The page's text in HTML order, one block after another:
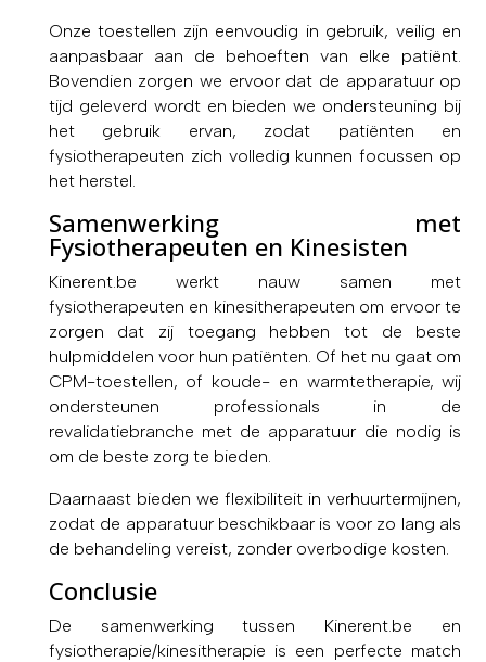
Onze toestellen zijn eenvoudig in gebruik, veilig en
aanpasbaar aan de behoeften van elke patiënt.
Bovendien zorgen we ervoor dat de apparatuur op
tijd geleverd wordt en bieden we ondersteuning bij
het gebruik ervan, zodat patiënten en
fysiotherapeuten zich volledig kunnen focussen op
het herstel.
Samenwerking met
Fysiotherapeuten en Kinesisten
Kinerent.be werkt nauw samen met
fysiotherapeuten en kinesitherapeuten om ervoor te
zorgen dat zij toegang hebben tot de beste
hulpmiddelen voor hun patiënten. Of het nu gaat om
CPM-toestellen, of koude- en warmtetherapie, wij
ondersteunen professionals in de
revalidatiebranche met de apparatuur die nodig is
om de beste zorg te bieden.
Daarnaast bieden we flexibiliteit in verhuurtermijnen,
zodat de apparatuur beschikbaar is voor zo lang als
de behandeling vereist, zonder overbodige kosten.
Conclusie
De samenwerking tussen Kinerent.be en
fysiotherapie/kinesitherapie is een perfecte match